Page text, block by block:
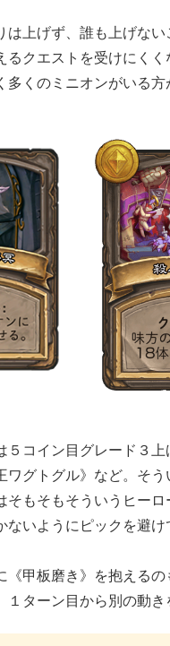
は上げず、誰も上げな
るクエストを受けにく
多くのミニオンがいる方
５コイン目グレード３
ワグトグル》など。そ
そもそもそういうヒー
ないようにピックを避け
《甲板磨き》を抱える
１ターン目から別の動き